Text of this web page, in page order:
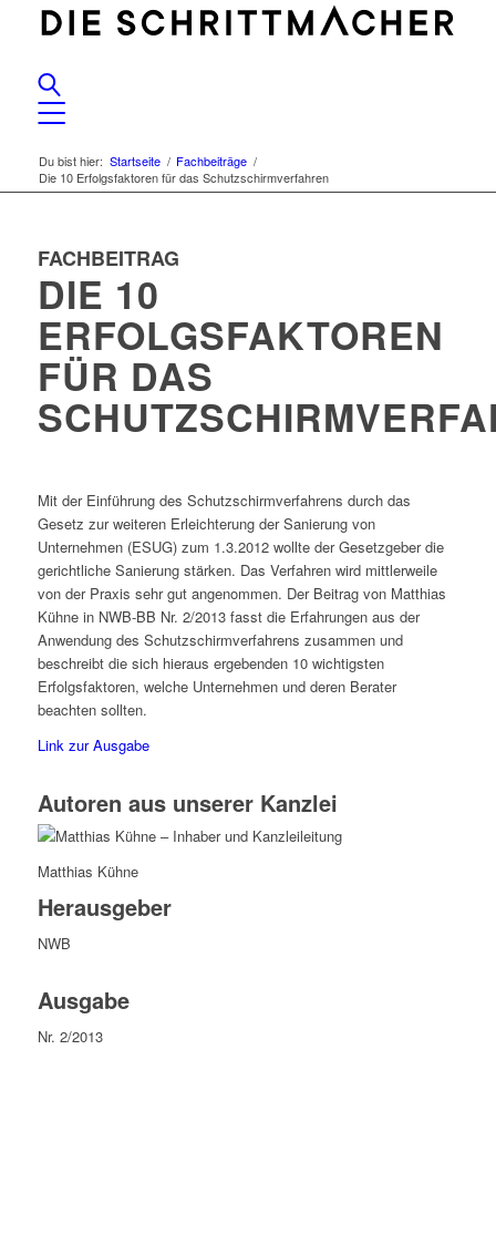
Du bist hier: Startseite / Fachbeiträge /
Die 10 Erfolgsfaktoren für das Schutzschirmverfahren
FACHBEITRAG
DIE 10
ERFOLGSFAKTOREN
FÜR DAS
Mit der Einführung des Schutzschirmverfahrens durch das
Gesetz zur weiteren Erleichterung der Sanierung von
Unternehmen (ESUG) zum 1.3.2012 wollte der Gesetzgeber die
gerichtliche Sanierung stärken. Das Verfahren wird mittlerweile
von der Praxis sehr gut angenommen. Der Beitrag von Matthias
Kühne in NWB-BB Nr. 2/2013 fasst die Erfahrungen aus der
Anwendung des Schutzschirmverfahrens zusammen und
beschreibt die sich hieraus ergebenden 10 wichtigsten
Erfolgsfaktoren, welche Unternehmen und deren Berater
beachten sollten.
Link zur Ausgabe
Autoren aus unserer Kanzlei
Matthias Kühne
Herausgeber
NWB
Ausgabe
Nr. 2/2013